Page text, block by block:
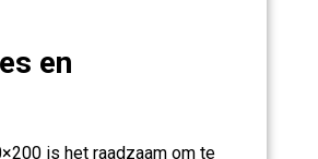
en
is het raadzaam om te